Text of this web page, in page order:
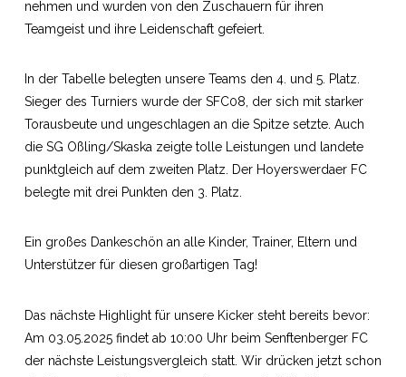
nehmen und wurden von den Zuschauern für ihren
Teamgeist und ihre Leidenschaft gefeiert.
In der Tabelle belegten unsere Teams den 4. und 5. Platz.
Sieger des Turniers wurde der SFC08, der sich mit starker
Torausbeute und ungeschlagen an die Spitze setzte. Auch
die SG Oßling/Skaska zeigte tolle Leistungen und landete
punktgleich auf dem zweiten Platz. Der Hoyerswerdaer FC
belegte mit drei Punkten den 3. Platz.
Ein großes Dankeschön an alle Kinder, Trainer, Eltern und
Unterstützer für diesen großartigen Tag!
Das nächste Highlight für unsere Kicker steht bereits bevor:
Am 03.05.2025 findet ab 10:00 Uhr beim Senftenberger FC
der nächste Leistungsvergleich statt. Wir drücken jetzt schon